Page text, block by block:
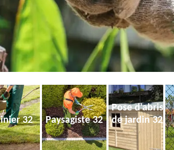
32 Paysagiste 32
Pose d'abris
de jardin 32